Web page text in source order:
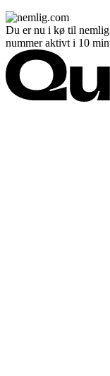
Du er nu i kø til
nummer aktivt i 10